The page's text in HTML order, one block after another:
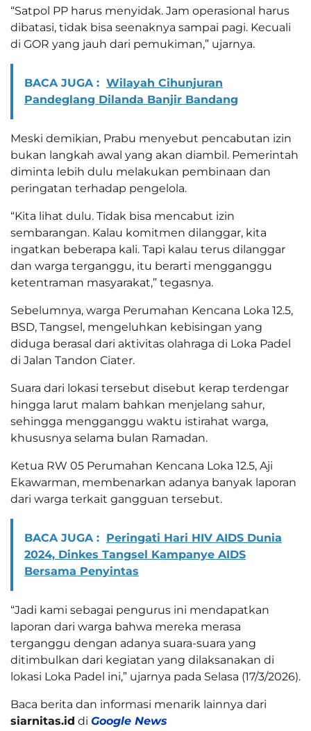
“Satpol PP harus menyidak. Jam operasional harus
dibatasi, tidak bisa seenaknya sampai pagi. Kecuali
di GOR yang jauh dari pemukiman,” ujarnya.
BACA JUGA : Wilayah Cihunjuran
Pandeglang Dilanda Banjir Bandang
Meski demikian, Prabu menyebut pencabutan izin
bukan langkah awal yang akan diambil. Pemerintah
diminta lebih dulu melakukan pembinaan dan
peringatan terhadap pengelola.
“Kita lihat dulu. Tidak bisa mencabut izin
sembarangan. Kalau komitmen dilanggar, kita
ingatkan beberapa kali. Tapi kalau terus dilanggar
dan warga terganggu, itu berarti mengganggu
ketentraman masyarakat,” tegasnya.
Sebelumnya, warga Perumahan Kencana Loka 12.5,
BSD, Tangsel, mengeluhkan kebisingan yang
diduga berasal dari aktivitas olahraga di Loka Padel
di Jalan Tandon Ciater.
Suara dari lokasi tersebut disebut kerap terdengar
hingga larut malam bahkan menjelang sahur,
sehingga mengganggu waktu istirahat warga,
khususnya selama bulan Ramadan.
Ketua RW 05 Perumahan Kencana Loka 12.5, Aji
Ekawarman, membenarkan adanya banyak laporan
dari warga terkait gangguan tersebut.
BACA JUGA : Peringati Hari HIV AIDS Dunia
2024, Dinkes Tangsel Kampanye AIDS
Bersama Penyintas
“Jadi kami sebagai pengurus ini mendapatkan
laporan dari warga bahwa mereka merasa
terganggu dengan adanya suara-suara yang
ditimbulkan dari kegiatan yang dilaksanakan di
lokasi Loka Padel ini,” ujarnya pada Selasa (17/3/2026).
Baca berita dan informasi menarik lainnya dari
siarnitas.id di Google News